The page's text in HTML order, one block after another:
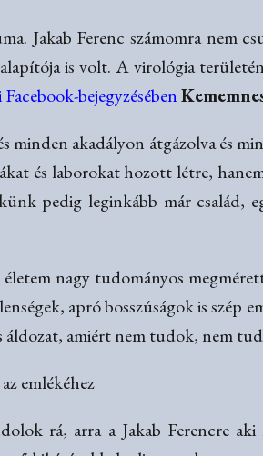
Jakab Ferenc számomra nem
is volt. A virológia
bejegyzésében
minden akadályon átgázolva és
és laborokat hozott létre,
pedig leginkább már család,
nagy tudományos
apró bosszúságok is szép
amiért nem tudok, nem
emlékéhez
rá, arra a Jakab Ferencre aki